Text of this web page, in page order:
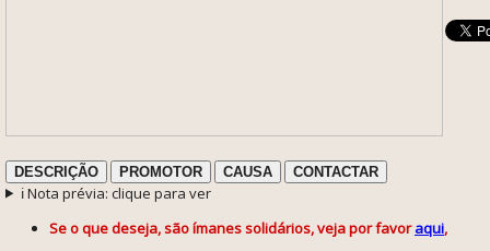
DESCRIÇÃO PROMOTOR CAUSA CONTACTAR
ℹ️ Nota prévia: clique para ver
Se o que deseja, são ímanes solidários, veja por favoraqui,